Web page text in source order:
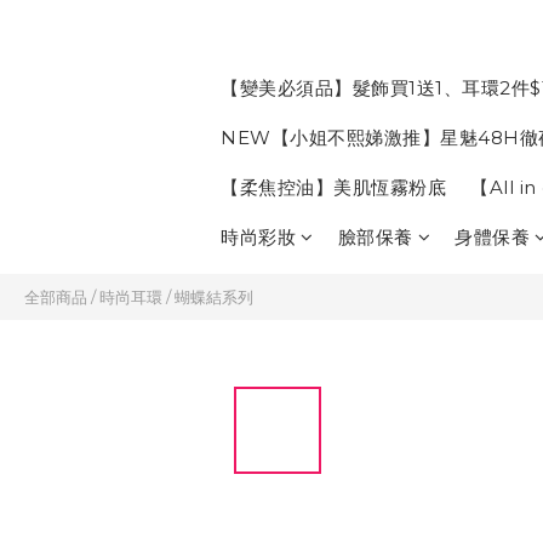
【變美必須品】髮飾買1送1、耳環2
NEW【小姐不熙娣激推】星魅48H徹
【柔焦控油】美肌恆霧粉底 【All
時尚彩妝 臉部保養 身體保養
全部商品 /時尚耳環 /蝴蝶結系列